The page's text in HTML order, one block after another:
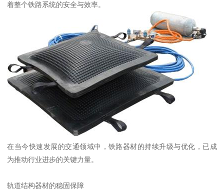
着整个铁路系统的安全与效率。
在当今快速发展的交通领域中，铁路器材的持续升级与优化，已成
为推动行业进步的关键力量。
轨道结构器材的稳固保障